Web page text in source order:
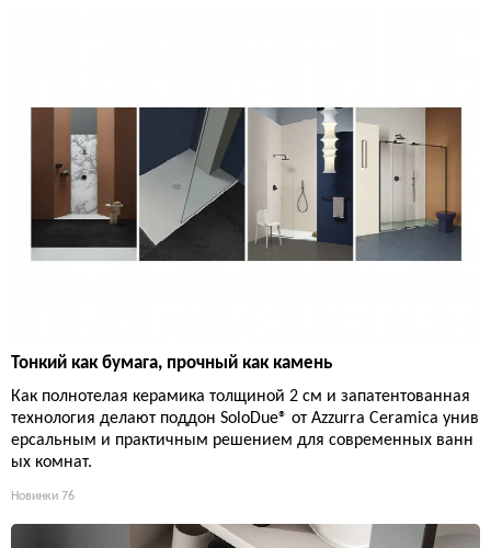
Тонкий как бумага, прочный как камень
Как полнотелая керамика толщиной 2 см и запатентованная
технология делают поддон SoloDue® от Azzurra Ceramica унив
ерсальным и практичным решением для современных ванн
ых комнат.
Новинки 76